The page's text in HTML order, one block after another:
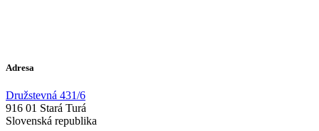
Adresa
Družstevná 431/6
916 01 Stará Turá
Slovenská republika